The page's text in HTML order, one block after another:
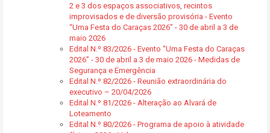
2 e 3 dos espaços associativos, recintos
improvisados e de diversão provisória - Evento
“Uma Festa do Caraças 2026” - 30 de abril a 3 de
maio 2026
Edital N.º 83/2026 - Evento “Uma Festa do Caraças
2026” - 30 de abril a 3 de maio 2026 - Medidas de
Segurança e Emergência
Edital N.º 82/2026 - Reunião extraordinária do
executivo – 20/04/2026
Edital N.º 81/2026 - Alteração ao Alvará de
Loteamento
Edital N.º 80/2026 - Programa de apoio à atividade